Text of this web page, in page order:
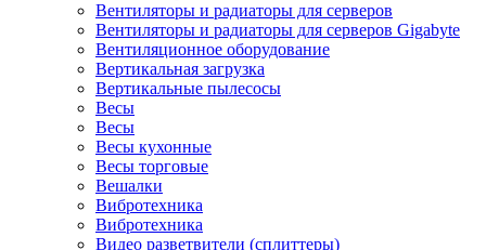
Вентиляторы и радиаторы для серверов
Вентиляторы и радиаторы для серверов Gigabyte
Вентиляционное оборудование
Вертикальная загрузка
Вертикальные пылесосы
Весы
Весы
Весы кухонные
Весы торговые
Вешалки
Вибротехника
Вибротехника
Видео разветвители (сплиттеры)